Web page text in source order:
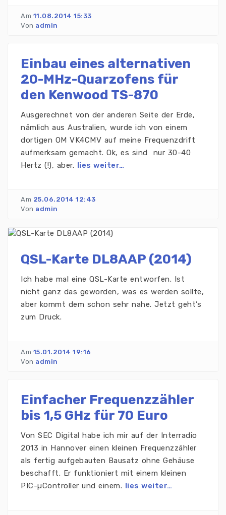
Am 11.08.2014 15:33
Von admin
Einbau eines alternativen
20-MHz-Quarzofens für
den Kenwood TS-870
Ausgerechnet von der anderen Seite der Erde,
nämlich aus Australien, wurde ich von einem
dortigen OM VK4CMV auf meine Frequenzdrift
aufmerksam gemacht. Ok, es sind nur 30-40
Hertz (!), aber. lies weiter…
Am 25.06.2014 12:43
Von admin
QSL-Karte DL8AAP (2014)
Ich habe mal eine QSL-Karte entworfen. Ist
nicht ganz das geworden, was es werden sollte,
aber kommt dem schon sehr nahe. Jetzt geht’s
zum Druck.
Am 15.01.2014 19:16
Von admin
Einfacher Frequenzzähler
bis 1,5 GHz für 70 Euro
Von SEC Digital habe ich mir auf der Interradio
2013 in Hannover einen kleinen Frequenzzähler
als fertig aufgebauten Bausatz ohne Gehäuse
beschafft. Er funktioniert mit einem kleinen
PIC-µController und einem. lies weiter…